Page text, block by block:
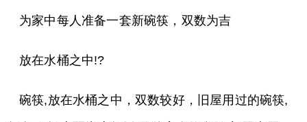
为家中每人准备一套新碗筷，双数为吉
放在水桶之中!?
碗筷,放在水桶之中，双数较好，旧屋用过的碗筷,